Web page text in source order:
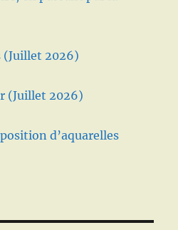
(Juillet 2026)
(Juillet 2026)
d’aquarelles